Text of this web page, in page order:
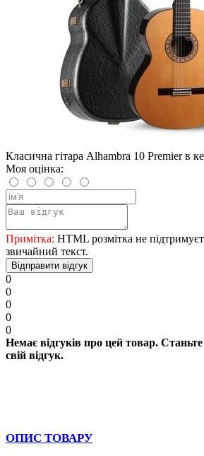
Класична гітара Alhambra 10 Premier в
Моя оцінка:
Примітка: HTML розмітка не
звичайний текст.
Відправити відгук
0
0
0
0
0
Немає відгуків про цей товар.
свій відгук.
ОПИС ТОВАРУ